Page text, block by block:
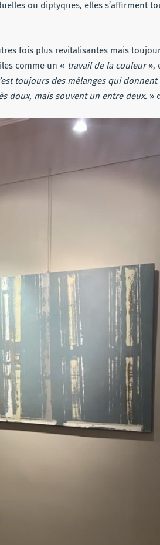
ou diptyques, elles s’affirment
fois plus revitalisantes mais
comme un « travail de la couleur»,
toujours des mélanges qui donnent
doux, mais souvent un entre deux. »